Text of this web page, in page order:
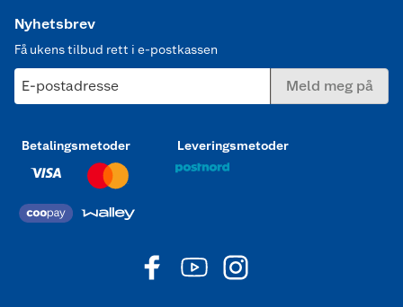
Nyhetsbrev
Få ukens tilbud rett i e-postkassen
E-postadresse Meld meg på
Betalingsmetoder Leveringsmetoder